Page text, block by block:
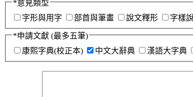
*意見類型
字形與用字
部首與筆畫 說文釋形 字樣
*申請文獻 (最多五筆)
康熙字典(校正本)
中文大辭典 漢語大字典